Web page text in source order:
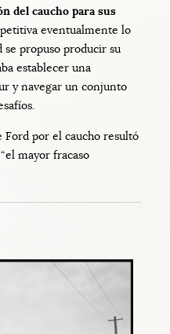
del caucho para sus
eventualmente lo
se propuso producir su
establecer una
y navegar un conjunto
Ford por el caucho resultó
mayor fracaso